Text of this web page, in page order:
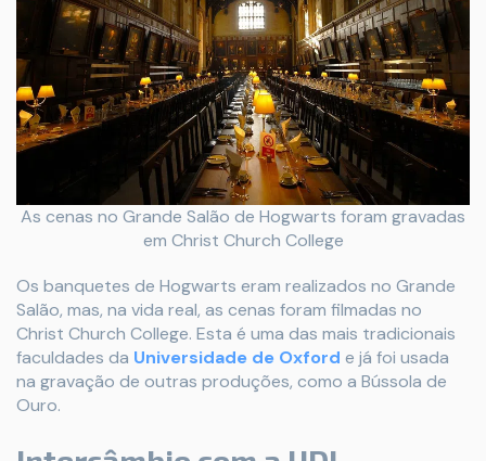
As cenas no Grande Salão de Hogwarts foram gravadas
em Christ Church College
Os banquetes de Hogwarts eram realizados no Grande
Salão, mas, na vida real, as cenas foram filmadas no
Christ Church College. Esta é uma das mais tradicionais
faculdades da Universidade de Oxford e já foi usada
na gravação de outras produções, como a Bússola de
Ouro.